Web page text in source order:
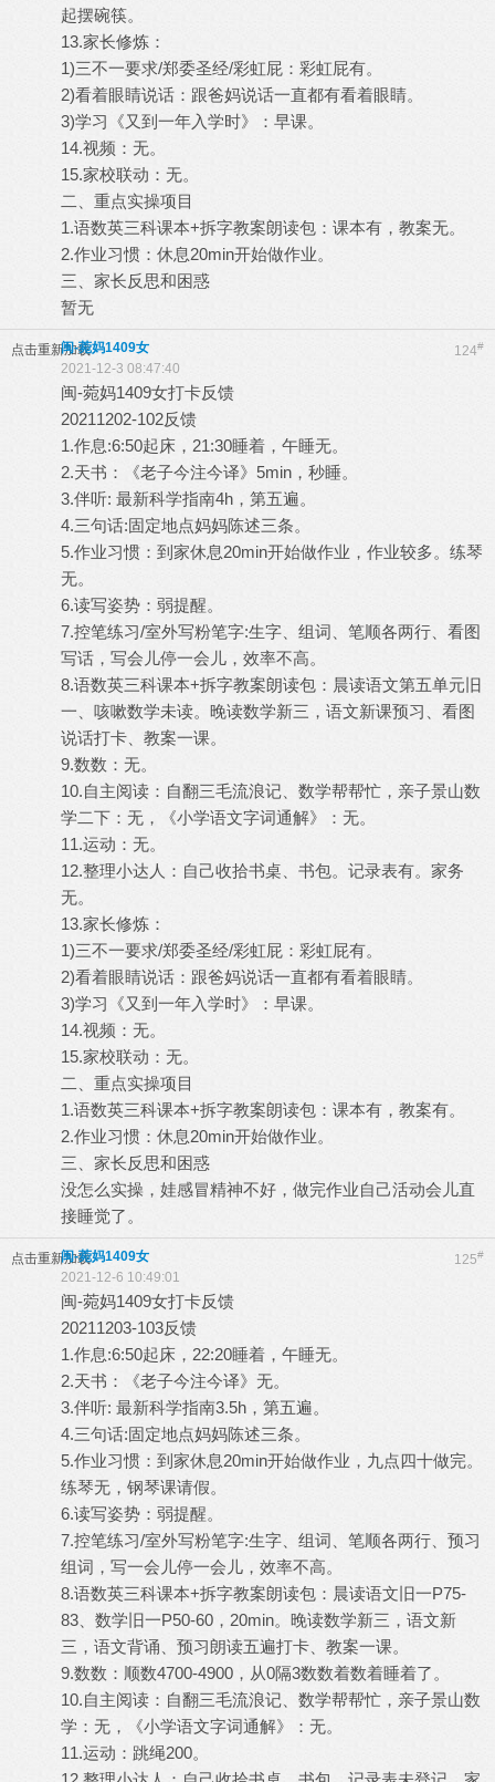
起摆碗筷。
13.家长修炼：
1)三不一要求/郑委圣经/彩虹屁：彩虹屁有。
2)看着眼睛说话：跟爸妈说话一直都有看着眼睛。
3)学习《又到一年入学时》：早课。
14.视频：无。
15.家校联动：无。
二、重点实操项目
1.语数英三科课本+拆字教案朗读包：课本有，教案无。
2.作业习惯：休息20min开始做作业。
三、家长反思和困惑
暂无
点击重新加载 124#
闽-菀妈1409女
2021-12-3 08:47:40
闽-菀妈1409女打卡反馈
20211202-102反馈
1.作息:6:50起床，21:30睡着，午睡无。
2.天书：《老子今注今译》5min，秒睡。
3.伴听: 最新科学指南4h，第五遍。
4.三句话:固定地点妈妈陈述三条。
5.作业习惯：到家休息20min开始做作业，作业较多。练琴
无。
6.读写姿势：弱提醒。
7.控笔练习/室外写粉笔字:生字、组词、笔顺各两行、看图
写话，写会儿停一会儿，效率不高。
8.语数英三科课本+拆字教案朗读包：晨读语文第五单元旧
一、咳嗽数学未读。晚读数学新三，语文新课预习、看图
说话打卡、教案一课。
9.数数：无。
10.自主阅读：自翻三毛流浪记、数学帮帮忙，亲子景山数
学二下：无，《小学语文字词通解》：无。
11.运动：无。
12.整理小达人：自己收拾书桌、书包。记录表有。家务
无。
13.家长修炼：
1)三不一要求/郑委圣经/彩虹屁：彩虹屁有。
2)看着眼睛说话：跟爸妈说话一直都有看着眼睛。
3)学习《又到一年入学时》：早课。
14.视频：无。
15.家校联动：无。
二、重点实操项目
1.语数英三科课本+拆字教案朗读包：课本有，教案有。
2.作业习惯：休息20min开始做作业。
三、家长反思和困惑
没怎么实操，娃感冒精神不好，做完作业自己活动会儿直
接睡觉了。
点击重新加载 125#
闽-菀妈1409女
2021-12-6 10:49:01
闽-菀妈1409女打卡反馈
20211203-103反馈
1.作息:6:50起床，22:20睡着，午睡无。
2.天书：《老子今注今译》无。
3.伴听: 最新科学指南3.5h，第五遍。
4.三句话:固定地点妈妈陈述三条。
5.作业习惯：到家休息20min开始做作业，九点四十做完。
练琴无，钢琴课请假。
6.读写姿势：弱提醒。
7.控笔练习/室外写粉笔字:生字、组词、笔顺各两行、预习
组词，写一会儿停一会儿，效率不高。
8.语数英三科课本+拆字教案朗读包：晨读语文旧一P75-
83、数学旧一P50-60，20min。晚读数学新三，语文新
三，语文背诵、预习朗读五遍打卡、教案一课。
9.数数：顺数4700-4900，从0隔3数数着数着睡着了。
10.自主阅读：自翻三毛流浪记、数学帮帮忙，亲子景山数
学：无，《小学语文字词通解》：无。
11.运动：跳绳200。